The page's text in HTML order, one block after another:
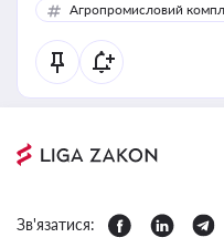
Агропромисловий
Зв'язатися: